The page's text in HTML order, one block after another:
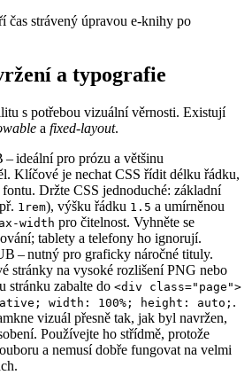
čas strávený úpravou e‑knihy po
a typografie
s potřebou vizuální věrnosti. Existují
a fixed‑layout.
– ideální pro prózu a většinu
Klíčové je nechat CSS řídit délku řádku,
Držte CSS jednoduché: základní
1rem), výšku řádku 1.5 a umírněnou
width pro čitelnost. Vyhněte se
tablety a telefony ho ignorují.
– nutný pro graficky náročné tituly.
stránky na vysoké rozlišení PNG nebo
stránku zabalte do <div class="page">
width: 100%; height: auto; .
vizuál přesně tak, jak byl navržen,
Používejte ho střídmě, protože
a nemusí dobře fungovat na velmi